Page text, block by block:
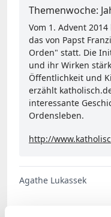
Themenwoche:
Vom 1. Advent
das von Papst
Orden" statt. Die
und ihr Wirken
Öffentlichkeit und
erzählt
interessante
Ordensleben.
http://
Agathe Lukassek